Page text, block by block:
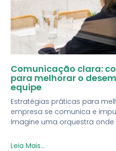
Comunicação clara:
para melhorar o
equipe
Estratégias práticas para
empresa se comunica e
Imagine uma orquestra
Leia Mais...